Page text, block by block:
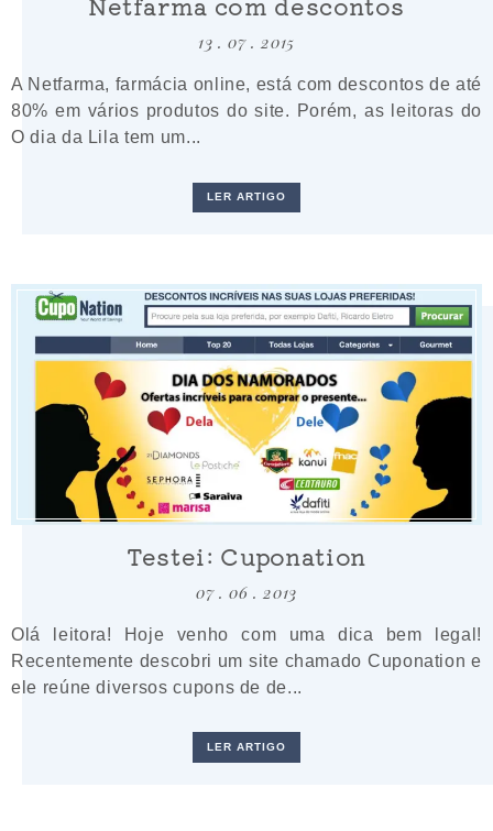
13 . 07 . 2015
A Netfarma, farmácia online, está com descontos de até
80% em vários produtos do site. Porém, as leitoras do
O dia da Lila tem um...
LER ARTIGO
Testei: Cuponation
07 . 06 . 2013
Olá leitora! Hoje venho com uma dica bem legal!
Recentemente descobri um site chamado Cuponation e
ele reúne diversos cupons de de...
LER ARTIGO